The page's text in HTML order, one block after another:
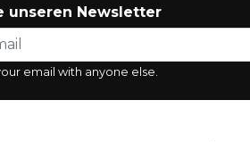
unseren Newsletter
email with anyone else.